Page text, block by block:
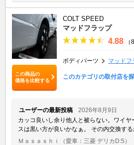
この商品の
価格を比較する
COLT SPEED
マッドフラップ
4.88 （
ボディパーツ マッドフ
このカテゴリの取付店を
ユーザーの最新投稿
2026年8月9日
カッコ良いし余り他人と被らない。ワイ
スは黒い方が良いかなぁ。 その内交換する
Ｍａｓａｓｈｉ
（愛車：三菱 デリカD:5）